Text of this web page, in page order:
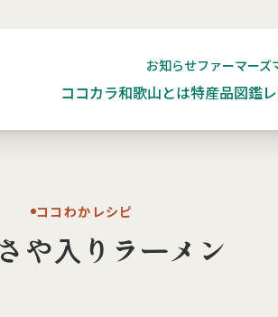
お知らせファーマーズ
ココカラ和歌山とは特産品図鑑
ココわかレシピ
や入りラーメン